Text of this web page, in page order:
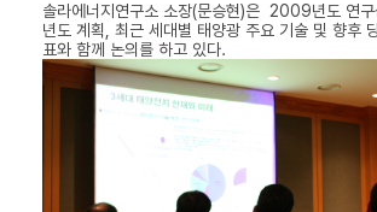
솔라에너지연구소 소장(문승현)은 2009년도 연
년도 계획, 최근 세대별 태양광 주요 기술 및 향후
표와 함께 논의를 하고 있다.